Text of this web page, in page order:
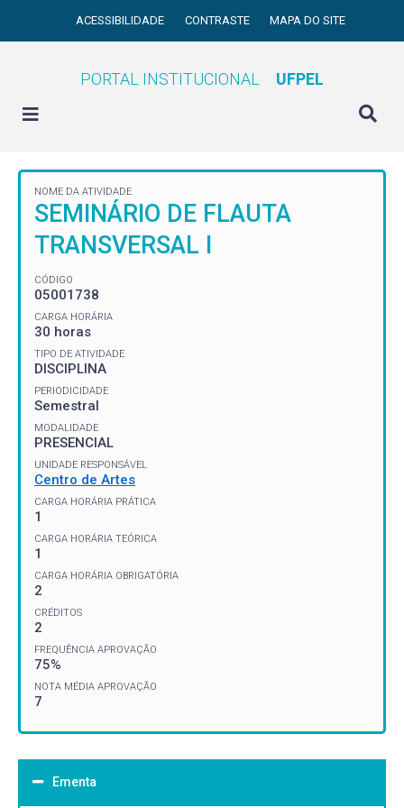
ACESSIBILIDADE CONTRASTE MAPA DO SITE
PORTAL INSTITUCIONAL UFPEL
NOME DA ATIVIDADE
SEMINÁRIO DE FLAUTA
TRANSVERSAL I
CÓDIGO
05001738
CARGA HORÁRIA
30 horas
TIPO DE ATIVIDADE
DISCIPLINA
PERIODICIDADE
Semestral
MODALIDADE
PRESENCIAL
UNIDADE RESPONSÁVEL
Centro de Artes
CARGA HORÁRIA PRÁTICA
1
CARGA HORÁRIA TEÓRICA
1
CARGA HORÁRIA OBRIGATÓRIA
2
CRÉDITOS
2
FREQUÊNCIA APROVAÇÃO
75%
NOTA MÉDIA APROVAÇÃO
7
Ementa